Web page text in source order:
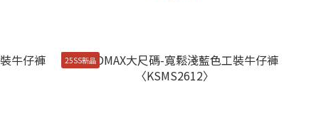
25SS新品